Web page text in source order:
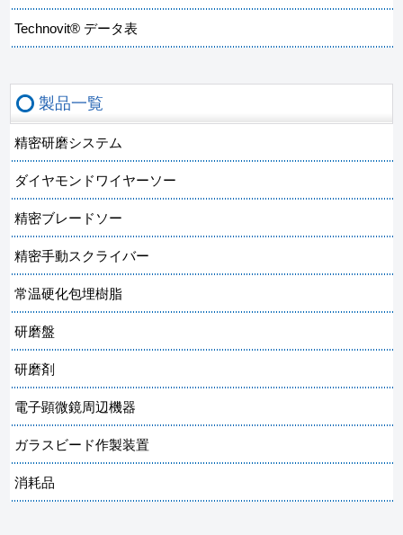
Technovit® データ表
製品一覧
精密研磨システム
ダイヤモンドワイヤーソー
精密ブレードソー
精密手動スクライバー
常温硬化包埋樹脂
研磨盤
研磨剤
電子顕微鏡周辺機器
ガラスビード作製装置
消耗品